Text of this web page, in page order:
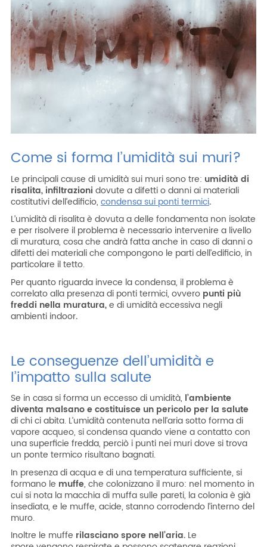
ITA ENG ESP DEU
Azienda
Area riservata
Area riservata CAT
Lavora con noi
Come si forma l’umidità sui muri?
Le principali cause di umidità sui muri sono tre: umidità di
risalita, infiltrazionidovute a difetti o danni ai materiali
costitutivi dell’edificio, condensa sui ponti termici.
L’umidità di risalita è dovuta a delle fondamenta non isolate
e per risolvere il problema è necessario intervenire a livello
di muratura, cosa che andrà fatta anche in caso di danni o
difetti dei materiali che compongono le parti dell’edificio, in
particolare il tetto.
Per quanto riguarda invece la condensa, il problema è
correlato alla presenza di ponti termici, ovvero punti più
freddi nella muratura,e di umidità eccessiva negli
ambienti indoor.
Le conseguenze dell’umidità e
l’impatto sulla salute
Se in casa si forma un eccesso di umidità, l’ambiente
diventa malsano e costituisce un pericolo per la salute
di chi ci abita. L’umidità contenuta nell’aria sotto forma di
vapore acqueo, si condensa quando viene a contatto con
una superficie fredda, perciò i punti nei muri dove si trova
un ponte termico risultano bagnati.
In presenza di acqua e di una temperatura sufficiente, si
formano le muffe, che colonizzano il muro: nel momento in
cui si nota la macchia di muffa sulle pareti, la colonia è già
insediata, e le muffe, acide, stanno corrodendo l’interno del
muro.
Inoltre le muffe rilasciano spore nell’aria.Le